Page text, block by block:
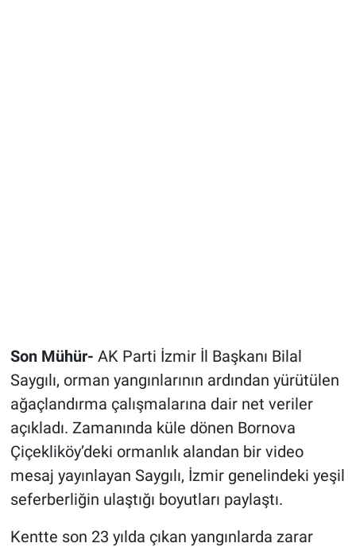
Son Mühür- AK Parti İzmir İl Başkanı Bilal
Saygılı, orman yangınlarının ardından yürütülen
ağaçlandırma çalışmalarına dair net veriler
açıkladı. Zamanında küle dönen Bornova
Çiçekliköy’deki ormanlık alandan bir video
mesaj yayınlayan Saygılı, İzmir genelindeki yeşil
seferberliğin ulaştığı boyutları paylaştı.
Kentte son 23 yılda çıkan yangınlarda zarar